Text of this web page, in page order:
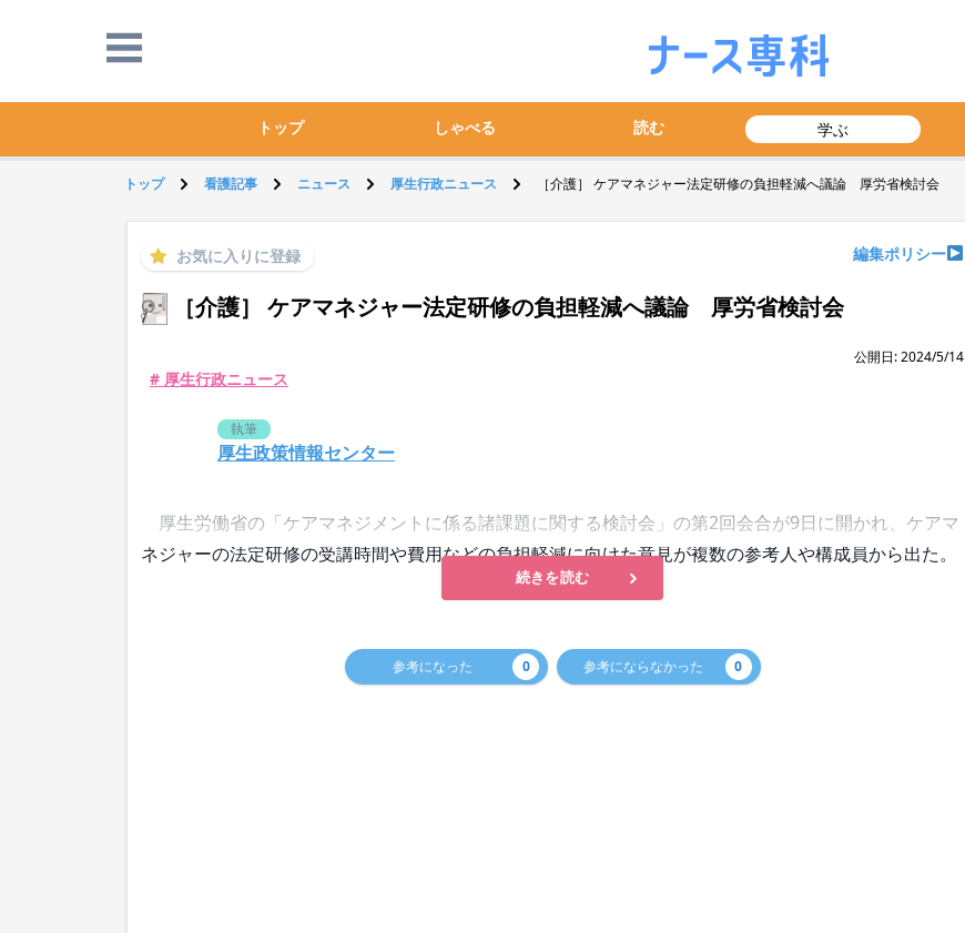
トップ しゃべる 読む 学ぶ
トップ 看護記事 ニュース 厚生行政ニュース ［介護］ ケアマネジャー法定研修の負担軽減へ議論 厚労省検討会
お気に入りに登録 編集ポリシー
［介護］ ケアマネジャー法定研修の負担軽減へ議論 厚労省検討会
公開日: 2024/5/14
# 厚生行政ニュース
執筆
厚生政策情報センター
厚生労働省の「ケアマネジメントに係る諸課題に関する検討会」の第2回会合が9日に開かれ、ケアマ
ネジャーの法定研修の受講時間や費用などの負担軽減に向けた意見が複数の参考人や構成員から出た。
続きを読む
参考になった 0 参考にならなかった 0